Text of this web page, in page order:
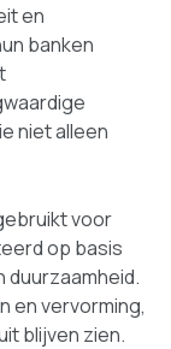
en
banken
niet alleen
voor
op basis
en vervorming,
blijven zien.